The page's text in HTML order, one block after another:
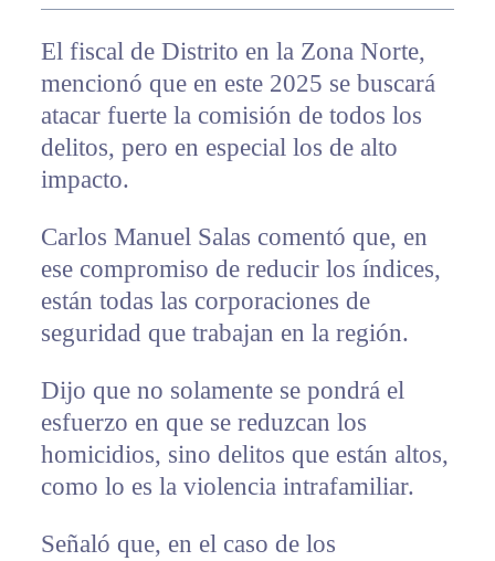
El fiscal de Distrito en la Zona Norte,
mencionó que en este 2025 se buscará
atacar fuerte la comisión de todos los
delitos, pero en especial los de alto
impacto.
Carlos Manuel Salas comentó que, en
ese compromiso de reducir los índices,
están todas las corporaciones de
seguridad que trabajan en la región.
Dijo que no solamente se pondrá el
esfuerzo en que se reduzcan los
homicidios, sino delitos que están altos,
como lo es la violencia intrafamiliar.
Señaló que, en el caso de los